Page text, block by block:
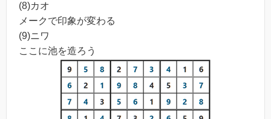
(8)カオ
メークで印象が変わる
(9)ニワ
ここに池を造ろう